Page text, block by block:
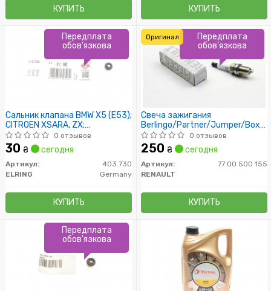
КУПИТЬ КУПИТЬ
Сальник клапана BMW X5 (E53);
CITROEN XSARA, ZX;
CHEVROLET LACETTI
0 отзывов
30 ₴ сегодня
Артикул:
403.730
ELRING
Germany
КУПИТЬ
Передплата
обов'язкова
Свеча зажигания
Berlingo/Partner/Jumper/
Kangoo 1.4/1.60 отзывов
250 ₴ сегодня
Артикул:
77 00 500 155
RENAULT
КУПИТЬ
Передплата
обов'язкова
Оригинал
Передплата
обов'язкова